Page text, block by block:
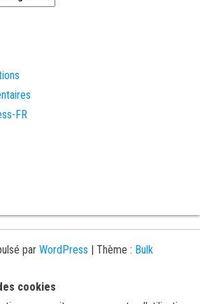
FR
par WordPress | Thème : Bulk
cookies